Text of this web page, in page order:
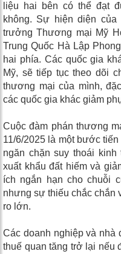
liệu hai bên có thể đạt
không. Sự hiện diện
trưởng Thương mại Mỹ
Trung Quốc Hà Lập
hai phía. Các quốc gia
Mỹ, sẽ tiếp tục theo dõi
thương mại của mình,
các quốc gia khác giảm
Cuộc đàm phán thương
11/6/2025 là một bước
ngăn chặn suy thoái
xuất khẩu đất hiếm và
ích ngắn hạn cho chuỗi
nhưng sự thiếu chắc chắn
ro lớn.
Các doanh nghiệp và nhà
thuế quan tăng trở lại nếu